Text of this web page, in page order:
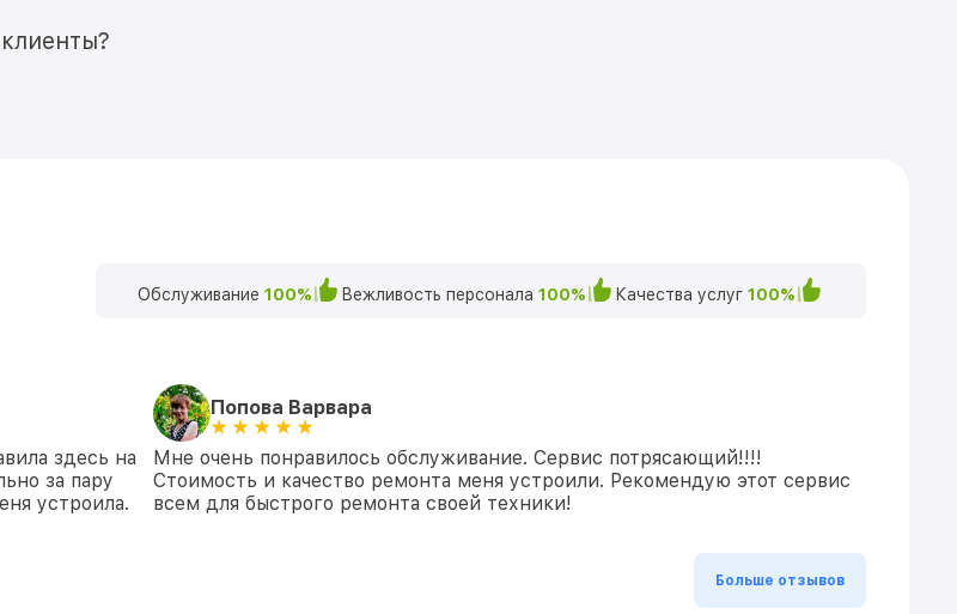
Обслуживание 100% Вежливость персонала 100% Качества услуг 100%
здесь на
за пару
устроила.
Попова Варвара
Мне очень понравилось обслуживание. Сервис потрясающий!!!!
Стоимость и качество ремонта меня устроили. Рекомендую этот сервис
всем для быстрого ремонта своей техники!
Больше отзывов